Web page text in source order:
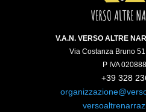
V.A.N. VERSO ALTRE
Via Costanza Bruno
P IVA
+39 328